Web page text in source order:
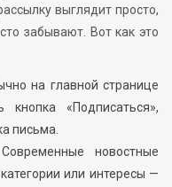
выглядит просто,
забывают. Вот как это
на главной странице
«Подписаться»,
письма.
новостные
или интересы —